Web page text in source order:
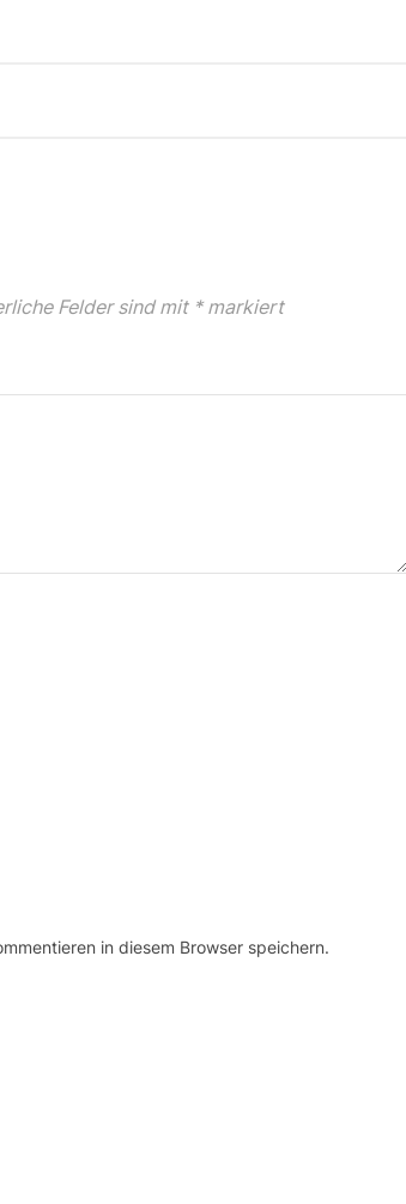
Felder sind mit *markiert
in diesem Browser speichern.